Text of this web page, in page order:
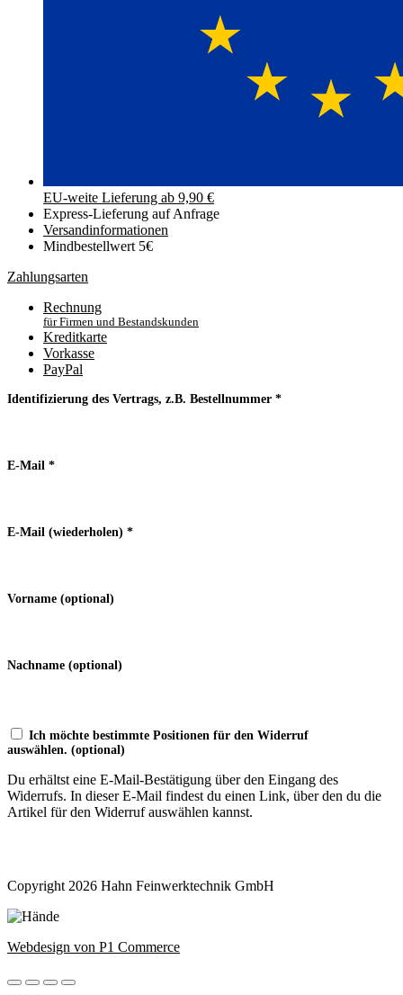
EU-weite Lieferung ab 9,90 €
Express-Lieferung auf Anfrage
Versand­informationen
Mindbestellwert 5€
Zahlungsarten
Rechnung
für Firmen und Bestandskunden
Kreditkarte
Vorkasse
PayPal
Identifizierung des Vertrags, z.B. Bestellnummer *
E-Mail *
E-Mail (wiederholen) *
Vorname (optional)
Nachname (optional)
Ich möchte bestimmte Positionen für den Widerruf
auswählen. (optional)
Du erhältst eine E-Mail-Bestätigung über den Eingang des
Widerrufs. In dieser E-Mail findest du einen Link, über den du die
Artikel für den Widerruf auswählen kannst.
Copyright 2026 Hahn Feinwerktechnik GmbH
Webdesign von P1 Commerce